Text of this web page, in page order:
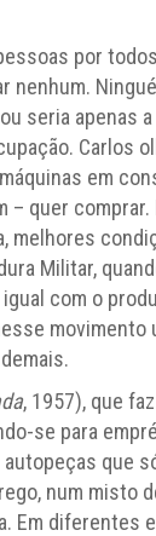
por
nenhum.
seria apenas
Carlos
em
quer comprar.
melhores
Militar,
com o
movimento
, 1957), que
se para
que
num misto
Em diferentes